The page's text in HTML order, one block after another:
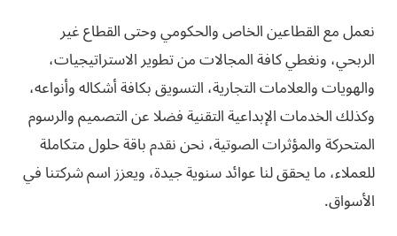
نعمل مع القطاعين الخاص والحكومي وحتى القطاع غير
الربحي، ونغطي كافة المجالات من تطوير الاستراتيجيات،
والهويات والعلامات التجارية، التسويق بكافة أشكاله وأنواعه،
وكذلك الخدمات الإبداعية التقنية فضلا عن التصميم والرسوم
المتحركة والمؤثرات الصوتية، نحن نقدم باقة حلول متكاملة
للعملاء، ما يحقق لنا عوائد سنوية جيدة، ويعزز اسم شركتنا في
الأسواق.